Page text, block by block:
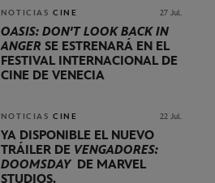
NOTICIAS CINE 27 Jul.
OASIS: DON'T LOOK BACK IN
ANGER SE ESTRENARÁ EN EL
FESTIVAL INTERNACIONAL DE
CINE DE VENECIA
NOTICIAS CINE 22 Jul.
YA DISPONIBLE EL NUEVO
TRÁILER DE VENGADORES:
DOOMSDAYDE MARVEL
STUDIOS.